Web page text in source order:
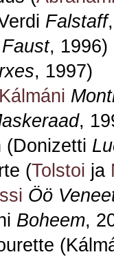
Falstaff
Faust, 1996)
, 1997)
Kálmáni
,
(Donizetti
(Tolstoi ja
Öö
Boheem,